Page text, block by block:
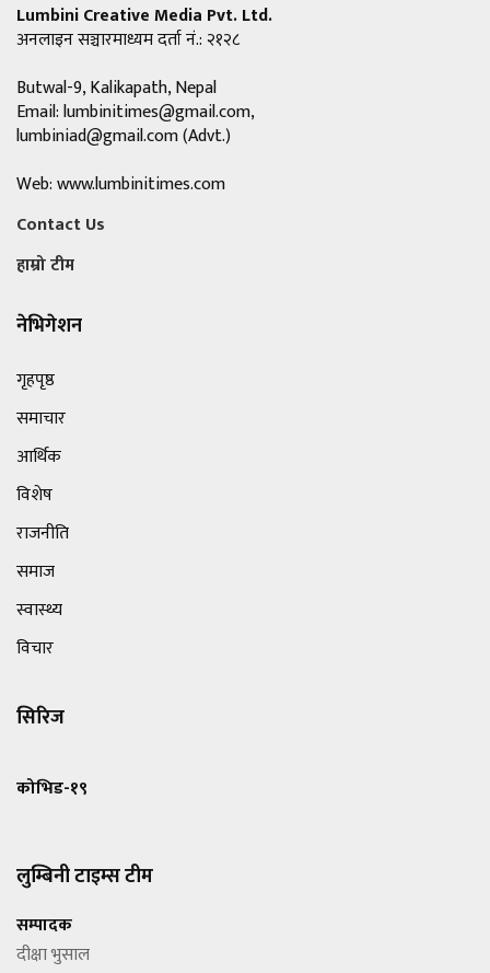
Lumbini Creative Media Pvt. Ltd.
अनलाइन सञ्चारमाध्यम दर्ता नं.: २१२८
Butwal-9, Kalikapath, Nepal
Email:lumbinitimes@gmail.com,
lumbiniad@gmail.com(Advt.)
Web: www.lumbinitimes.com
Contact Us
हाम्रो टीम
नेभिगेशन
गृहपृष्ठ
समाचार
आर्थिक
विशेष
राजनीति
समाज
स्वास्थ्य
विचार
सिरिज
कोभिड-१९
लुम्बिनी टाइम्स टीम
सम्पादक
दीक्षा भुसाल